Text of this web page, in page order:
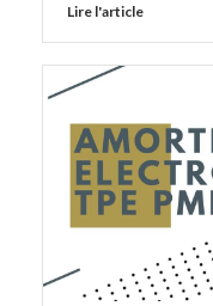
Lire l'article